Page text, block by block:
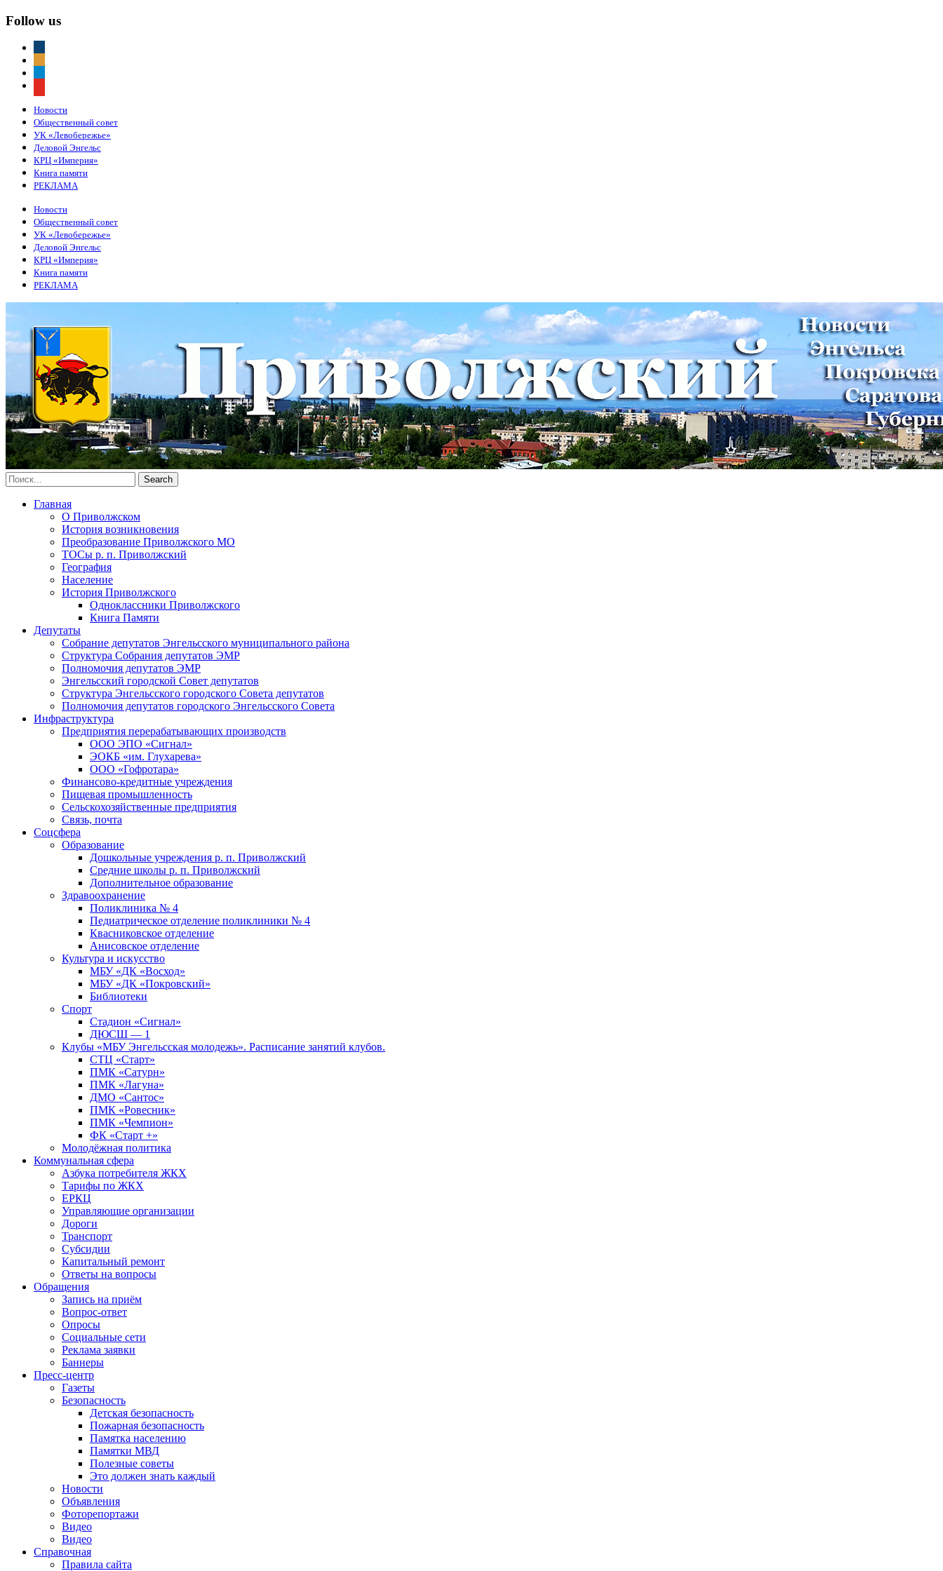
Follow us
Новости
Общественный совет
УК «Левобережье»
Деловой Энгельс
КРЦ «Империя»
Книга памяти
РЕКЛАМА
Новости
Общественный совет
УК «Левобережье»
Деловой Энгельс
КРЦ «Империя»
Книга памяти
РЕКЛАМА
Главная
О Приволжском
История возникновения
Преобразование Приволжского МО
ТОСы р. п. Приволжский
География
Население
История Приволжского
Одноклассники Приволжского
Книга Памяти
Депутаты
Собрание депутатов Энгельсского муниципального района
Структура Собрания депутатов ЭМР
Полномочия депутатов ЭМР
Энгельсский городской Совет депутатов
Структура Энгельсского городского Совета депутатов
Полномочия депутатов городского Энгельсского Совета
Инфраструктура
Предприятия перерабатывающих производств
ООО ЭПО «Сигнал»
ЭОКБ «им. Глухарева»
ООО «Гофротара»
Финансово-кредитные учреждения
Пищевая промышленность
Сельскохозяйственные предприятия
Связь, почта
Соцсфера
Образование
Дошкольные учреждения р. п. Приволжский
Средние школы р. п. Приволжский
Дополнительное образование
Здравоохранение
Поликлиника № 4
Педиатрическое отделение поликлиники № 4
Квасниковское отделение
Анисовское отделение
Культура и искусство
МБУ «ДК «Восход»
МБУ «ДК «Покровский»
Библиотеки
Спорт
Стадион «Сигнал»
ДЮСШ — 1
Клубы «МБУ Энгельсская молодежь». Расписание занятий клубов.
СТЦ «Старт»
ПМК «Сатурн»
ПМК «Лагуна»
ДМО «Сантос»
ПМК «Ровесник»
ПМК «Чемпион»
ФК «Старт +»
Молодёжная политика
Коммунальная сфера
Азбука потребителя ЖКХ
Тарифы по ЖКХ
ЕРКЦ
Управляющие организации
Дороги
Транспорт
Субсидии
Капитальный ремонт
Ответы на вопросы
Обращения
Запись на приём
Вопрос-ответ
Опросы
Социальные сети
Реклама заявки
Баннеры
Пресс-центр
Газеты
Безопасность
Детская безопасность
Пожарная безопасность
Памятка населению
Памятки МВД
Полезные советы
Это должен знать каждый
Новости
Объявления
Фоторепортажи
Видео
Видео
Справочная
Правила сайта